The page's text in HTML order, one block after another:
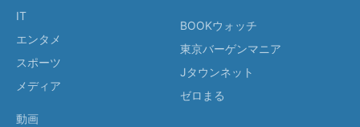
IT
エンタメ
スポーツ
メディア
動画
BOOKウォッチ
東京バーゲンマニア
Jタウンネット
ゼロまる